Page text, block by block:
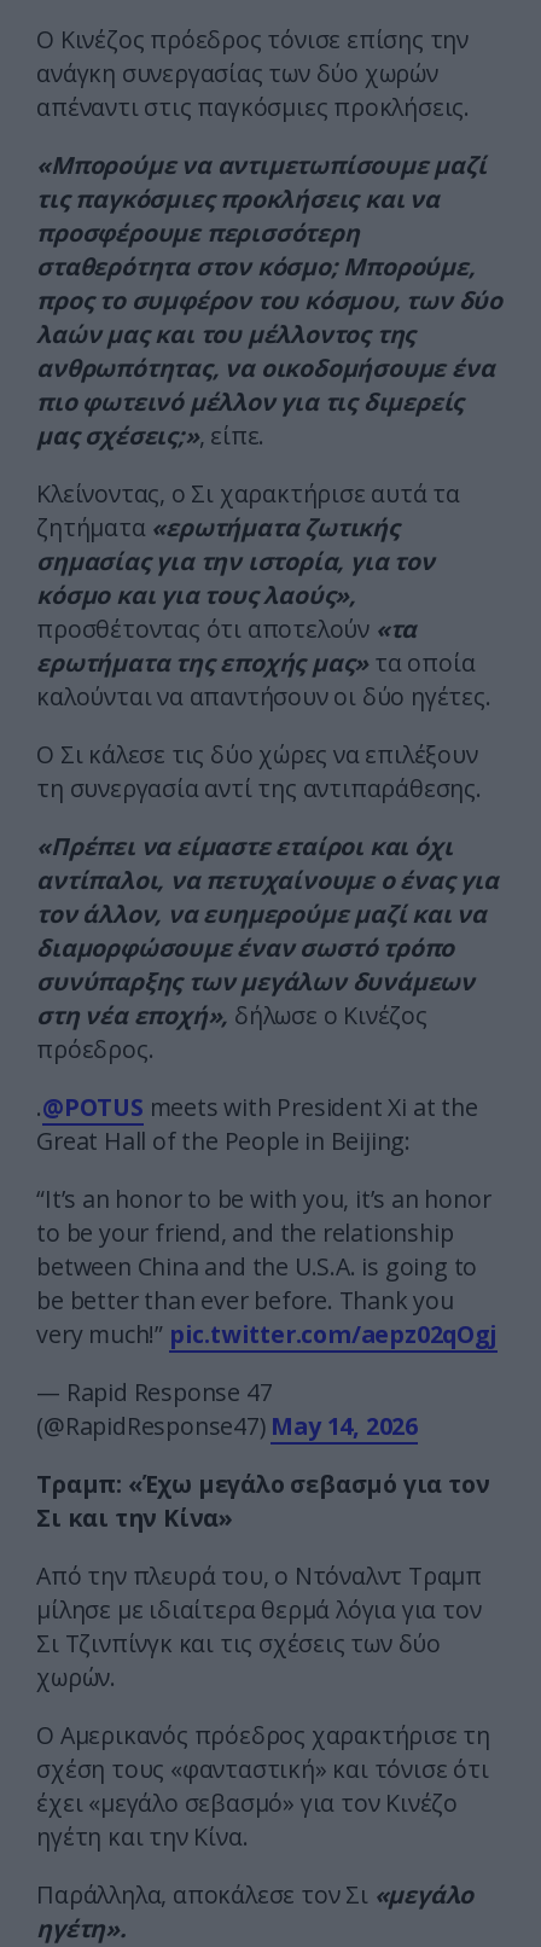
Ο Κινέζος πρόεδρος τόνισε επίσης την
ανάγκη συνεργασίας των δύο χωρών
απέναντι στις παγκόσμιες προκλήσεις.
«Μπορούμε να αντιμετωπίσουμε μαζί
τις παγκόσμιες προκλήσεις και να
προσφέρουμε περισσότερη
σταθερότητα στον κόσμο; Μπορούμε,
προς το συμφέρον του κόσμου, των δύο
λαών μας και του μέλλοντος της
ανθρωπότητας, να οικοδομήσουμε ένα
πιο φωτεινό μέλλον για τις διμερείς
μας σχέσεις;», είπε.
Κλείνοντας, ο Σι χαρακτήρισε αυτά τα
ζητήματα «ερωτήματα ζωτικής
σημασίας για την ιστορία, για τον
κόσμο και για τους λαούς»,
προσθέτοντας ότι αποτελούν «τα
ερωτήματα της εποχής μας»τα οποία
καλούνται να απαντήσουν οι δύο ηγέτες.
Ο Σι κάλεσε τις δύο χώρες να επιλέξουν
τη συνεργασία αντί της αντιπαράθεσης.
«Πρέπει να είμαστε εταίροι και όχι
αντίπαλοι, να πετυχαίνουμε ο ένας για
τον άλλον, να ευημερούμε μαζί και να
διαμορφώσουμε έναν σωστό τρόπο
συνύπαρξης των μεγάλων δυνάμεων
στη νέα εποχή», δήλωσε ο Κινέζος
πρόεδρος.
.@POTUS meets with President Xi at the
Great Hall of the People in Beijing:
“It’s an honor to be with you, it’s an honor
to be your friend, and the relationship
between China and the U.S.A. is going to
be better than ever before. Thank you
very much!” pic.twitter.com/aepz02qOgj
— Rapid Response 47
(@RapidResponse47) May 14, 2026
Τραμπ: «Έχω μεγάλο σεβασμό για τον
Σι και την Κίνα»
Από την πλευρά του, ο Ντόναλντ Τραμπ
μίλησε με ιδιαίτερα θερμά λόγια για τον
Σι Τζινπίνγκ και τις σχέσεις των δύο
χωρών.
Ο Αμερικανός πρόεδρος χαρακτήρισε τη
σχέση τους «φανταστική» και τόνισε ότι
έχει «μεγάλο σεβασμό» για τον Κινέζο
ηγέτη και την Κίνα.
Παράλληλα, αποκάλεσε τον Σι «μεγάλο
ηγέτη».